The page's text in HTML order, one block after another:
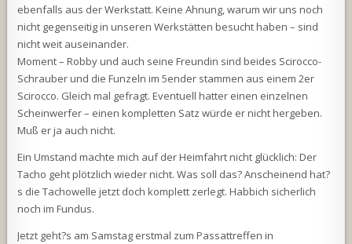
ebenfalls aus der Werkstatt. Keine Ahnung, warum wir uns noch
nicht gegenseitig in unseren Werkstätten besucht haben – sind
nicht weit auseinander.
Moment – Robby und auch seine Freundin sind beides Scirocco-
Schrauber und die Funzeln im 5ender stammen aus einem 2er
Scirocco. Gleich mal gefragt. Eventuell hatter einen einzelnen
Scheinwerfer – einen kompletten Satz würde er nicht hergeben.
Muß er ja auch nicht.
Ein Umstand machte mich auf der Heimfahrt nicht glücklich: Der
Tacho geht plötzlich wieder nicht. Was soll das? Anscheinend hat?
s die Tachowelle jetzt doch komplett zerlegt. Habbich sicherlich
noch im Fundus.
Jetzt geht?s am Samstag erstmal zum Passattreffen in